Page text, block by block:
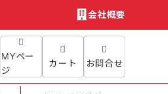
会社概要
MYペー
ジ
カート お問合せ